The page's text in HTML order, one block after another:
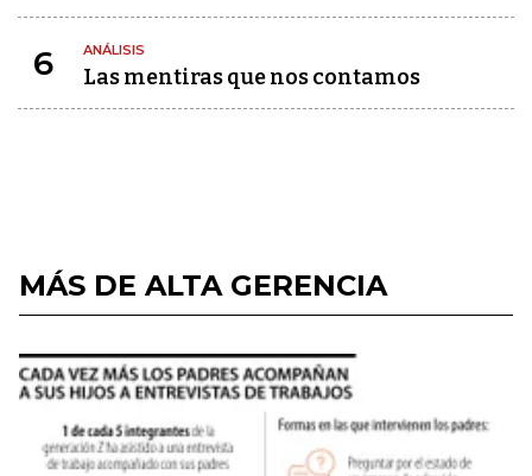
6 ANÁLISIS
Las mentiras que nos contamos
MÁS DE ALTA GERENCIA